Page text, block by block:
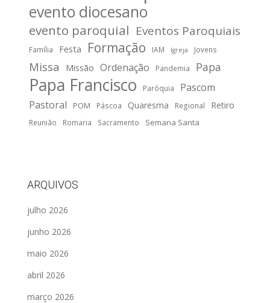
evento diocesano
evento paroquial Eventos Paroquiais
Família Festa Formação IAM Igreja Jovens
Missa Missão Ordenação Pandemia Papa
Papa Francisco Paróquia
Pascom
Pastoral
POM Páscoa Quaresma Regional Retiro
Reunião Romaria Sacramento Semana Santa
ARQUIVOS
julho 2026
junho 2026
maio 2026
abril 2026
março 2026